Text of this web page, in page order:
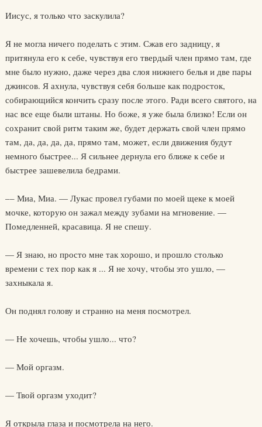
Иисус, я только что заскулила?
Я не могла ничего поделать с этим. Сжав его задницу, я
притянула его к себе, чувствуя его твердый член прямо там, где
мне было нужно, даже через два слоя нижнего белья и две пары
джинсов. Я ахнула, чувствуя себя больше как подросток,
собирающийся кончить сразу после этого. Ради всего святого, на
нас все еще были штаны. Но боже, я уже была близко! Если он
сохранит свой ритм таким же, будет держать свой член прямо
там, да, да, да, да, прямо там, может, если движения будут
немного быстрее... Я сильнее дернула его ближе к себе и
быстрее зашевелила бедрами.
–– Миа, Миа. — Лукас провел губами по моей щеке к моей
мочке, которую он зажал между зубами на мгновение. —
Помедленней, красавица. Я не спешу.
— Я знаю, но просто мне так хорошо, и прошло столько
времени с тех пор как я ... Я не хочу, чтобы это ушло, —
захныкала я.
Он поднял голову и странно на меня посмотрел.
— Не хочешь, чтобы ушло... что?
— Мой оргазм.
— Твой оргазм уходит?
Я открыла глаза и посмотрела на него.